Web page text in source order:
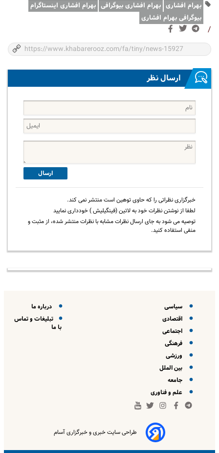
بهرام افشاری بهرام افشاری بیوگرافی بهرام افشاری اینستاگرام
بیوگرافی بهرام افشاری
/
ارسال نظر
ارسال
خبرگزاری نظراتی را که حاوی توهین است منتشر نمی کند.
لطفا از نوشتن نظرات خود به لاتین (فینگیلیش ) خودداری نمایید
توصیه می شود به جای ارسال نظرات مشابه با نظرات منتشر شده، از مثبت و
منفی استفاده کنید.
سیاسی
اقتصادی
اجتماعی
فرهنگی
ورزشی
بین الملل
جامعه
علم و فناوری
درباره ما
تبلیغات و تماس
با ما
طراحی سایت خبری و خبرگزاری آسام